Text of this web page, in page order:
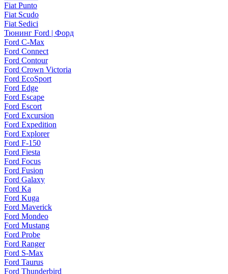
Fiat Punto
Fiat Scudo
Fiat Sedici
Тюнинг Ford | Форд
Ford C-Max
Ford Connect
Ford Contour
Ford Crown Victoria
Ford EcoSport
Ford Edge
Ford Escape
Ford Escort
Ford Excursion
Ford Expedition
Ford Explorer
Ford F-150
Ford Fiesta
Ford Focus
Ford Fusion
Ford Galaxy
Ford Ka
Ford Kuga
Ford Maverick
Ford Mondeo
Ford Mustang
Ford Probe
Ford Ranger
Ford S-Max
Ford Taurus
Ford Thunderbird